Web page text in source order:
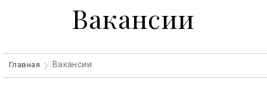
Вакансии
Главная Вакансии